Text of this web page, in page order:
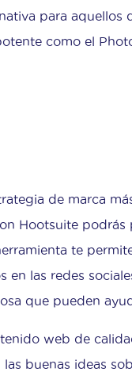
para
como el
de marca
Hootsuite
te
las redes
que pueden
web de
buenas ideas